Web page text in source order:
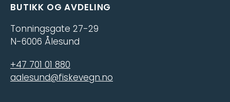
BUTIKK OG AVDELING
Tonningsgate 27-29
N-6006 Ålesund
+47 701 01 880
aalesund@fiskevegn.no